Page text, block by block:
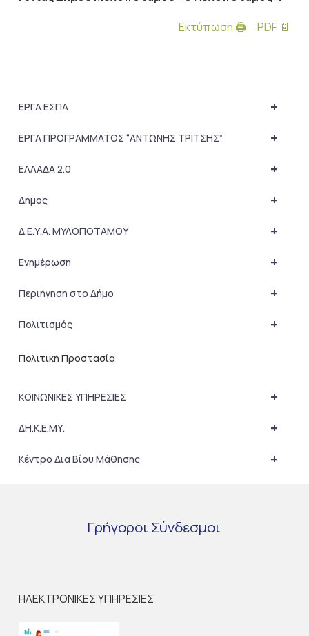
Εκτύπωση 🖨
PDF 📄
+
ΕΡΓΑ ΕΣΠΑ
+
ΕΡΓΑ ΠΡΟΓΡΑΜΜΑΤΟΣ “ΑΝΤΩΝΗΣ ΤΡΙΤΣΗΣ”
+
ΕΛΛΑΔΑ 2.0
+
Δήμος
+
Δ.Ε.Υ.Α. ΜΥΛΟΠΟΤΑΜΟΥ
+
Ενημέρωση
+
Περιήγηση στο Δήμο
+
Πολιτισμός
Πολιτική Προστασία
+
ΚΟΙΝΩΝΙΚΕΣ ΥΠΗΡΕΣΙΕΣ
+
ΔΗ.Κ.Ε.ΜΥ.
+
Κέντρο Δια Βίου Μάθησης
Γρήγοροι Σύνδεσμοι
ΗΛΕΚΤΡΟΝΙΚΕΣ ΥΠΗΡΕΣΙΕΣ